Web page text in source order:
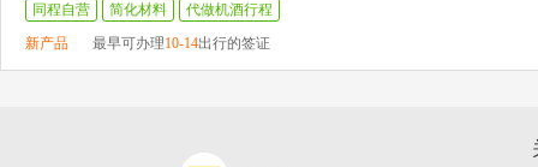
同程自营
简化材料
代做机酒行程
新产品
最早可办理10-14出行的签证